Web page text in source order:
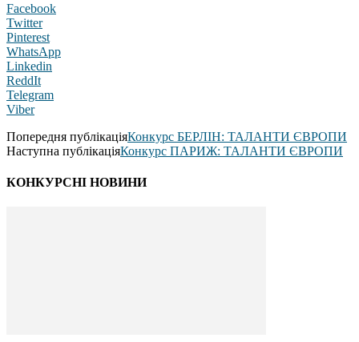
Facebook
Twitter
Pinterest
WhatsApp
Linkedin
ReddIt
Telegram
Viber
Попередня публікаціяКонкурс БЕРЛІН: ТАЛАНТИ ЄВРОПИ
Наступна публікаціяКонкурс ПАРИЖ: ТАЛАНТИ ЄВРОПИ
КОНКУРСНІ НОВИНИ